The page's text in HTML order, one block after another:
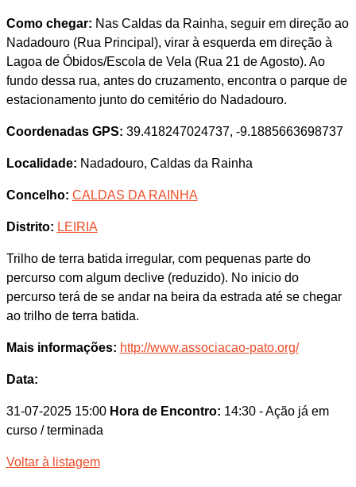
Como chegar: Nas Caldas da Rainha, seguir em direção ao
Nadadouro (Rua Principal), virar à esquerda em direção à
Lagoa de Óbidos/Escola de Vela (Rua 21 de Agosto). Ao
fundo dessa rua, antes do cruzamento, encontra o parque de
estacionamento junto do cemitério do Nadadouro.
Coordenadas GPS: 39.418247024737, -9.1885663698737
Localidade: Nadadouro, Caldas da Rainha
Concelho: CALDAS DA RAINHA
Distrito: LEIRIA
Trilho de terra batida irregular, com pequenas parte do
percurso com algum declive (reduzido). No inicio do
percurso terá de se andar na beira da estrada até se chegar
ao trilho de terra batida.
Mais informações: http://www.associacao-pato.org/
Data:
31-07-2025 15:00 Hora de Encontro: 14:30 - Ação já em
curso / terminada
Voltar à listagem